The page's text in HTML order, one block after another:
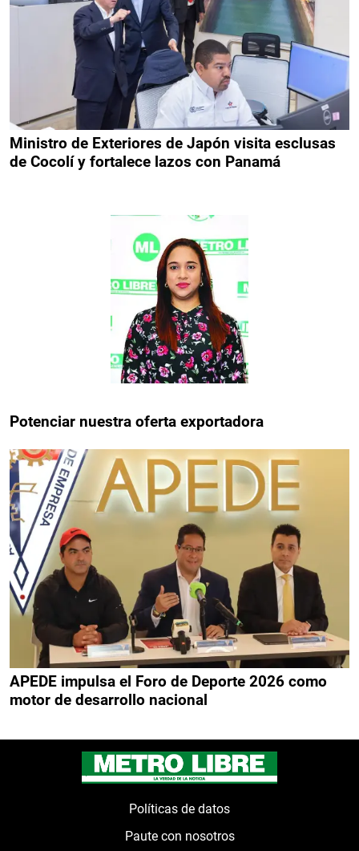
Ministro de Exteriores de Japón visita esclusas
de Cocolí y fortalece lazos con Panamá
Potenciar nuestra oferta exportadora
APEDE impulsa el Foro de Deporte 2026 como
motor de desarrollo nacional
Políticas de datos
Paute con nosotros